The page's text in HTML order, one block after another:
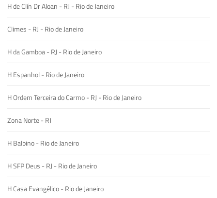
H de Clín Dr Aloan - RJ - Rio de Janeiro
Climes - RJ - Rio de Janeiro
H da Gamboa - RJ - Rio de Janeiro
H Espanhol - Rio de Janeiro
H Ordem Terceira do Carmo - RJ - Rio de Janeiro
Zona Norte - RJ
H Balbino - Rio de Janeiro
H SFP Deus - RJ - Rio de Janeiro
H Casa Evangélico - Rio de Janeiro